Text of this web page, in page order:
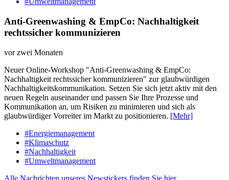
Anti-Greenwashing & EmpCo: Nachhaltigkeit
rechtssicher kommunizieren
vor zwei Monaten
Neuer Online-Workshop "Anti-Greenwashing & EmpCo:
Nachhaltigkeit rechtssicher kommunizieren" zur glaubwürdigen
Nachhaltigkeitskommunikation. Setzen Sie sich jetzt aktiv mit den
neuen Regeln auseinander und passen Sie Ihre Prozesse und
Kommunikation an, um Risiken zu minimieren und sich als
glaubwürdiger Vorreiter im Markt zu positionieren. [Mehr]
#Energiemanagement
#Klimaschutz
#Nachhaltigkeit
#Umweltmanagement
Alle Nachrichten unseres Newstickers finden Sie hier